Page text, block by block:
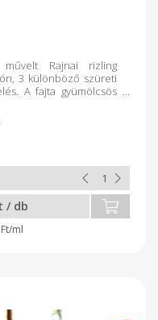
művelt Rajnai rizling
3 különböző szüreti
A fajta gyümölcsös
/ db
ml